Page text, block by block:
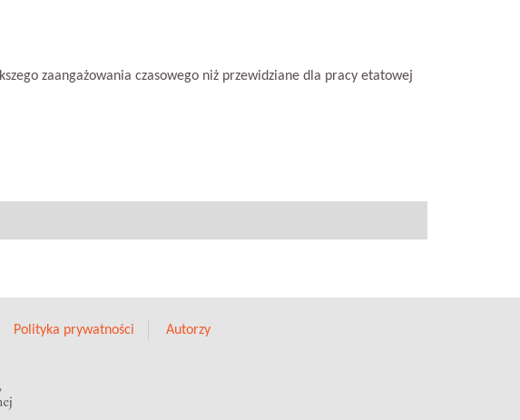
zaangażowania czasowego niż przewidziane dla pracy etatowej
Polityka prywatności Autorzy